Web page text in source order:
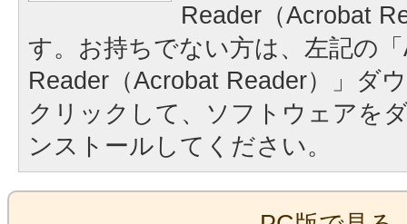
Reader（Acrobat
す。お持ちでない方は、左記の
Reader（Acrobat Reader）」ダ
クリックして、ソフトウェアを
ンストールしてください。